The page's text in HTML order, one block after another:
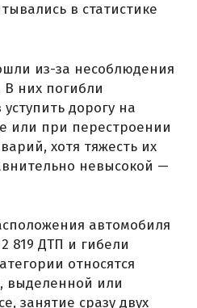
в статистике
из-за несоблюдения
В них погибли
дорогу на
или при перестроении
хотя тяжесть их
невысокой —
автомобиля
819 ДТП и гибели
относятся
выделенной или
занятие сразу двух